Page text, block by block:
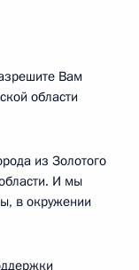
Вам
области
из Золотого
И мы
в окружении